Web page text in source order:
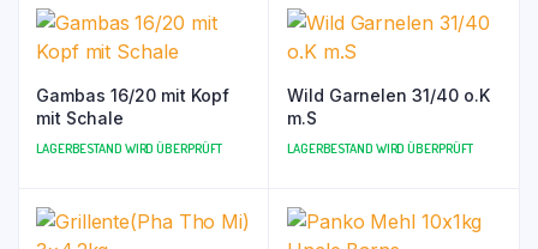
Gambas 16/20 mit Kopf
mit Schale
LAGERBESTAND WIRD ÜBERPRÜFT
Wild Garnelen 31/40 o.K
m.S
LAGERBESTAND WIRD ÜBERPRÜFT